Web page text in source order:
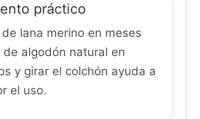
práctico
lana merino en meses
algodón natural en
y girar el colchón ayuda a
el uso.